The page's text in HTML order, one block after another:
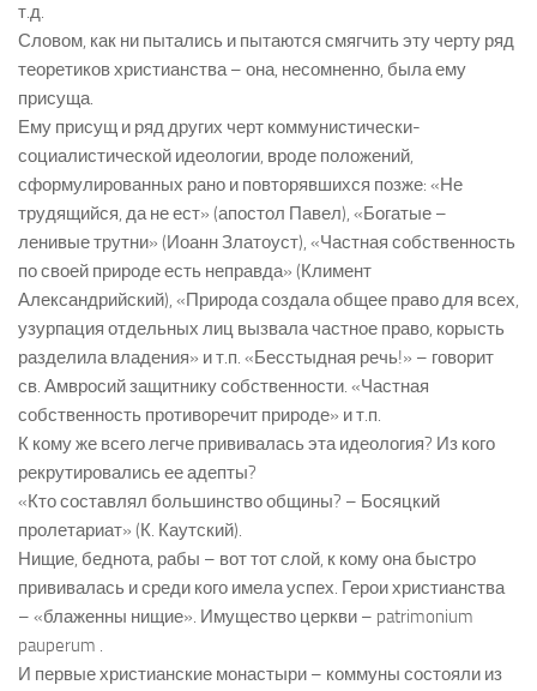
т.д.
Словом, как ни пытались и пытаются смягчить эту черту ряд
теоретиков христианства – она, несомненно, была ему
присуща.
Ему присущ и ряд других черт коммунистически-
социалистической идеологии, вроде положений,
сформулированных рано и повторявшихся позже: «Не
трудящийся, да не ест» (апостол Павел), «Богатые –
ленивые трутни» (Иоанн Златоуст), «Частная собственность
по своей природе есть неправда» (Климент
Александрийский), «Природа создала общее право для всех,
узурпация отдельных лиц вызвала частное право, корысть
разделила владения» и т.п. «Бесстыдная речь!» – говорит
св. Амвросий защитнику собственности. «Частная
собственность противоречит природе» и т.п.
К кому же всего легче прививалась эта идеология? Из кого
рекрутировались ее адепты?
«Кто составлял большинство общины? – Босяцкий
пролетариат» (К. Каутский).
Нищие, беднота, рабы – вот тот слой, к кому она быстро
прививалась и среди кого имела успех. Герои христианства
– «блаженны нищие». Имущество церкви – patrimonium
pauperum .
И первые христианские монастыри – коммуны состояли из